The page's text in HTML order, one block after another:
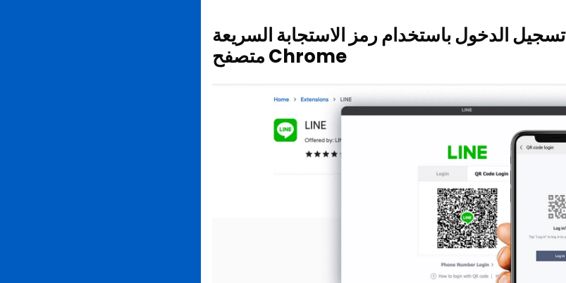
تسجيل الدخول باستخدام رمز الاستجابة السريعة (QR code) على
متصفح Chrome